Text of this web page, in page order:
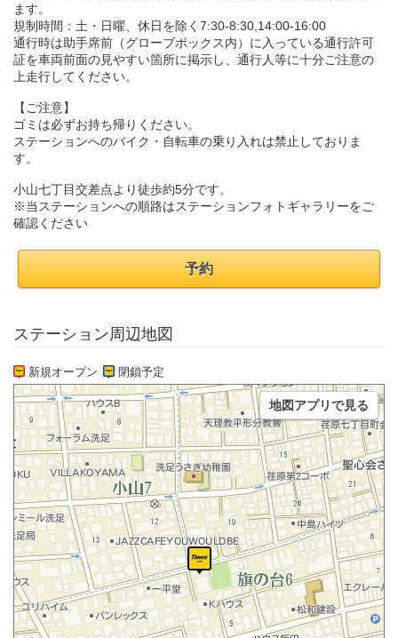
ます。
規制時間：土・日曜、休日を除く7:30-8:30,14:00-16:00
通行時は助手席前（グローブボックス内）に入っている通行許可
証を車両前面の見やすい箇所に掲示し、通行人等に十分ご注意の
上走行してください。
【ご注意】
ゴミは必ずお持ち帰りください。
ステーションへのバイク・自転車の乗り入れは禁止しておりま
す。
小山七丁目交差点より徒歩約5分です。
※当ステーションへの順路はステーションフォトギャラリーをご
確認ください
予約
ステーション周辺地図
新規オープン 閉鎖予定
地図アプリで見る